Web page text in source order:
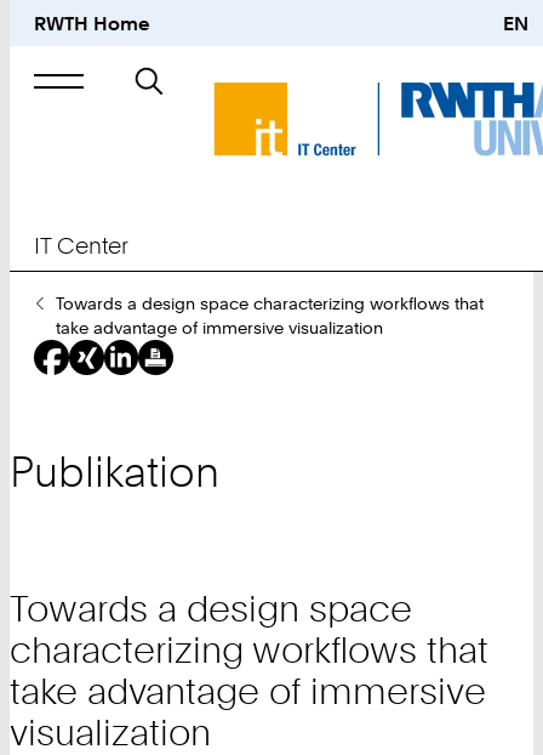
RWTH Home EN
Suche
nach
IT Center
Sie
sind
hier:
Towards a design space characterizing workflows that
take advantage of immersive visualization
Publikation
Towards a design space
characterizing workflows that
take advantage of immersive
visualization